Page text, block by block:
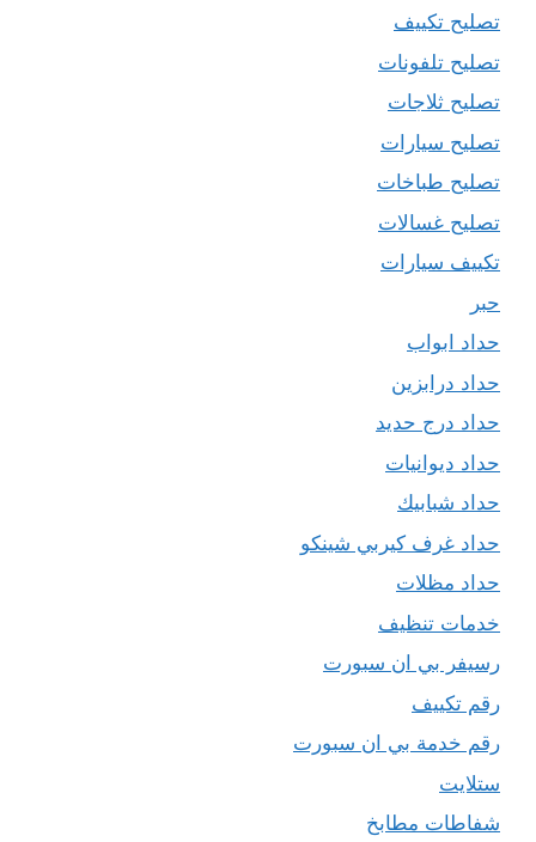
تصليح تكييف
تصليح تلفونات
تصليح ثلاجات
تصليح سيارات
تصليح طباخات
تصليح غسالات
تكييف سيارات
حبر
حداد ابواب
حداد درابزين
حداد درج حديد
حداد ديوانيات
حداد شبابيك
حداد غرف كيربي شينكو
حداد مظلات
خدمات تنظيف
رسيفر بي ان سبورت
رقم تكييف
رقم خدمة بي ان سبورت
ستلايت
شفاطات مطابخ